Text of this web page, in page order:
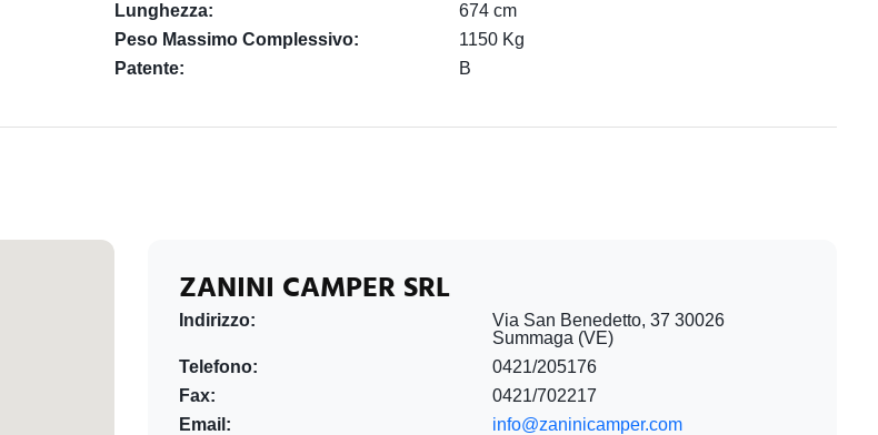
Lunghezza:
674 cm
Peso Massimo Complessivo:
1150 Kg
Patente: B
ZANINI CAMPER SRL
Indirizzo:
Via San Benedetto, 37 30026
Summaga (VE)
Telefono:
0421/205176
Fax:
0421/702217
Email:
info@zaninicamper.com